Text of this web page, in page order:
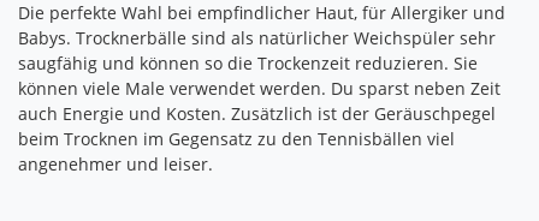
Die perfekte Wahl bei empfindlicher Haut, für Allergiker und
Babys. Trocknerbälle sind als natürlicher Weichspüler sehr
saugfähig und können so die Trockenzeit reduzieren. Sie
können viele Male verwendet werden. Du sparst neben Zeit
auch Energie und Kosten. Zusätzlich ist der Geräuschpegel
beim Trocknen im Gegensatz zu den Tennisbällen viel
angenehmer und leiser.